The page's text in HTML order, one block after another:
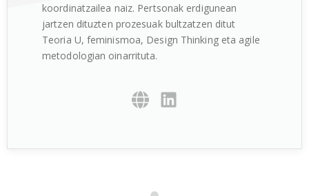
koordinatzailea naiz. Pertsonak erdigunean
jartzen dituzten prozesuak bultzatzen ditut
Teoria U, feminismoa, Design Thinking eta agile
metodologian oinarrituta.